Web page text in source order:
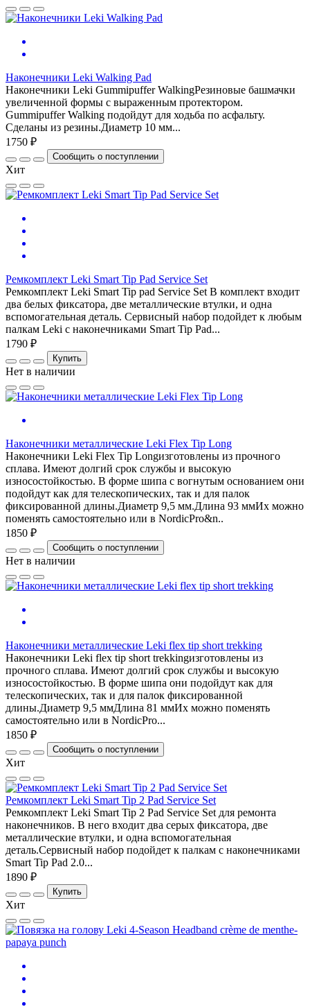
Наконечники Leki Walking Pad
Наконечники Leki Gummipuffer WalkingРезиновые башмачки
увеличенной формы с выраженным протектором.
Gummipuffer Walking подойдут для ходьба по асфальту.
Сделаны из резины.Диаметр 10 мм...
1750 ₽
Сообщить о поступлении
Хит
Ремкомплект Leki Smart Tip Pad Service Set
Ремкомплект Leki Smart Tip pad Service Set В комплект входит
два белых фиксатора, две металлические втулки, и одна
вспомогательная деталь. Сервисный набор подойдет к любым
палкам Leki с наконечниками Smart Tip Pad...
1790 ₽
Купить
Нет в наличии
Наконечники металлические Leki Flex Tip Long
Наконечники Leki Flex Tip Longизготовлены из прочного
сплава. Имеют долгий срок службы и высокую
износостойкостью. В форме шипа с вогнутым основанием они
подойдут как для телескопических, так и для палок
фиксированной длины.Диаметр 9,5 мм.Длина 93 ммИх можно
поменять самостоятельно или в NordicPro&n..
1850 ₽
Сообщить о поступлении
Нет в наличии
Наконечники металлические Leki flex tip short trekking
Наконечники Leki flex tip short trekkingизготовлены из
прочного сплава. Имеют долгий срок службы и высокую
износостойкостью. В форме шипа они подойдут как для
телескопических, так и для палок фиксированной
длины.Диаметр 9,5 ммДлина 81 ммИх можно поменять
самостоятельно или в NordicPro...
1850 ₽
Сообщить о поступлении
Хит
Ремкомплект Leki Smart Tip 2 Pad Service Set
Ремкомплект Leki Smart Tip 2 Pad Service Set для ремонта
наконечников. В него входит два серых фиксатора, две
металлические втулки, и одна вспомогательная
деталь.Сервисный набор подойдет к палкам с наконечниками
Smart Tip Pad 2.0...
1890 ₽
Купить
Хит